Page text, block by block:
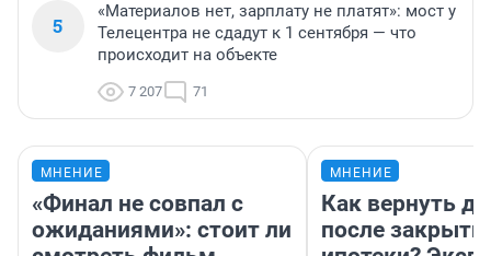
5
«Материалов нет, зарплату не платят»: мост у
Телецентра не сдадут к 1 сентября — что
происходит на объекте
7 207 71
МНЕНИЕ
«Финал не совпал с
ожиданиями»: стоит ли
МНЕНИЕ
Как вернуть
после